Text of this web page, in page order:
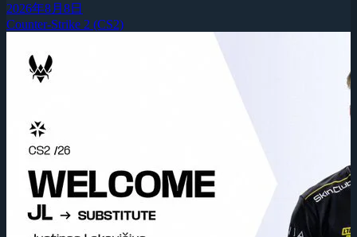
2026年8月8日
Counter-Strike 2 (CS2)